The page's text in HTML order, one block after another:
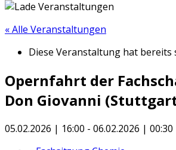
« Alle Veranstaltungen
Diese Veranstaltung hat bereits
Opernfahrt der
Don Giovanni
05.02.2026 | 16:00 - 06.02.2026 | 00:30